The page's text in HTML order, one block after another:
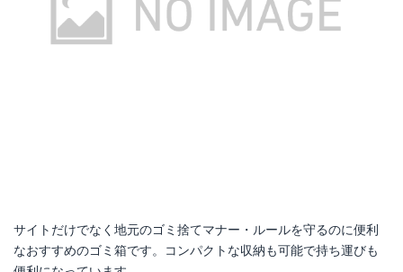
サイトだけでなく地元のゴミ捨てマナー・ルールを守るのに便利
なおすすめのゴミ箱です。コンパクトな収納も可能で持ち運びも